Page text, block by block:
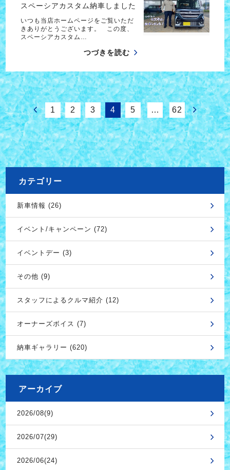
スペーシアカスタム納車しました
いつも当店ホームページをご覧いただ
きありがとうございます。 この度、
スペーシアカスタム…
つづきを読む
1 2 3 4 5 … 62
カテゴリー
新車情報 (26)
イベント/キャンペーン (72)
イベントデー (3)
その他 (9)
スタッフによるクルマ紹介 (12)
オーナーズボイス (7)
納車ギャラリー (620)
アーカイブ
2026/08(9)
2026/07(29)
2026/06(24)